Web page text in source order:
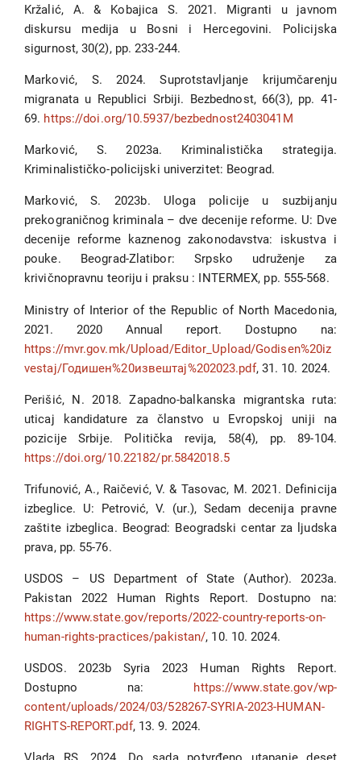
Kržalić, A. & Kobajica S. 2021. Migranti u javnom
diskursu medija u Bosni i Hercegovini. Policijska
sigurnost, 30(2), pp. 233-244.
Marković, S. 2024. Suprotstavljanje krijumčarenju
migranata u Republici Srbiji. Bezbednost, 66(3), pp. 41-
69. https://doi.org/10.5937/bezbednost2403041M
Marković, S. 2023a. Kriminalistička strategija.
Kriminalističko-policijski univerzitet: Beograd.
Marković, S. 2023b. Uloga policije u suzbijanju
prekograničnog kriminala – dve decenije reforme. U: Dve
decenije reforme kaznenog zakonodavstva: iskustva i
pouke. Beograd-Zlatibor: Srpsko udruženje za
krivičnopravnu teoriju i praksu : INTERMEX, pp. 555-568.
Ministry of Interior of the Republic of North Macedonia,
2021. 2020 Annual report. Dostupno na:
https://mvr.gov.mk/Upload/Editor_Upload/Godisen%20iz
vestaj/Годишен%20извештај%202023.pdf, 31. 10. 2024.
Perišić, N. 2018. Zapadno-balkanska migrantska ruta:
uticaj kandidature za članstvo u Evropskoj uniji na
pozicije Srbije. Politička revija, 58(4), pp. 89-104.
https://doi.org/10.22182/pr.5842018.5
Trifunović, A., Raičević, V. & Tasovac, M. 2021. Definicija
izbeglice. U: Petrović, V. (ur.), Sedam decenija pravne
zaštite izbeglica. Beograd: Beogradski centar za ljudska
prava, pp. 55-76.
USDOS – US Department of State (Author). 2023a.
Pakistan 2022 Human Rights Report. Dostupno na:
https://www.state.gov/reports/2022-country-reports-on-
human-rights-practices/pakistan/, 10. 10. 2024.
USDOS. 2023b Syria 2023 Human Rights Report.
Dostupno na: https://www.state.gov/wp-
content/uploads/2024/03/528267-SYRIA-2023-HUMAN-
RIGHTS-REPORT.pdf, 13. 9. 2024.